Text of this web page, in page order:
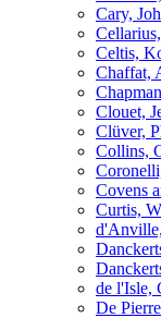
Cary,
Celtis,
Chaffat,
Clouet,
Clüver,
Collins,
Covens
Curtis,
de l'Isle,
De Pierre